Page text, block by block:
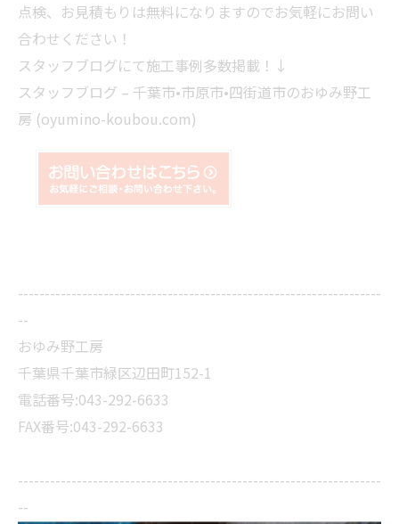
点検、お見積もりは無料になりますのでお気軽にお問い
合わせください！
スタッフブログにて施工事例多数掲載！↓
スタッフブログ – 千葉市•市原市•四街道市のおゆみ野工
房 (oyumino-koubou.com)
--------------------------------------------------------------------
--
おゆみ野工房
千葉県千葉市緑区辺田町152-1
電話番号:043-292-6633
FAX番号:043-292-6633
--------------------------------------------------------------------
--